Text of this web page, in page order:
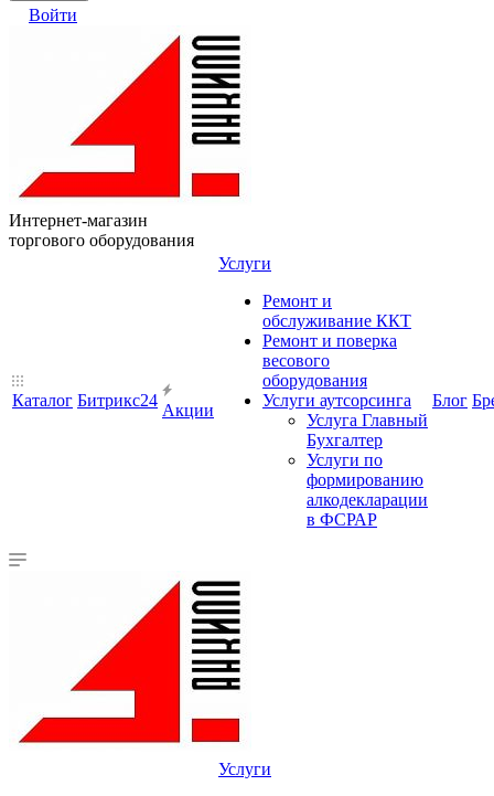
Войти
Интернет-магазин
торгового оборудования
Каталог Битрикс24
Акции
Услуги
Ремонт и
обслуживание ККТ
Ремонт и поверка
весового
оборудования
Услуги аутсорсинга
Услуга Главный
Бухгалтер
Услуги по
формированию
алкодекларации
в ФСРАР
Блог
Услуги